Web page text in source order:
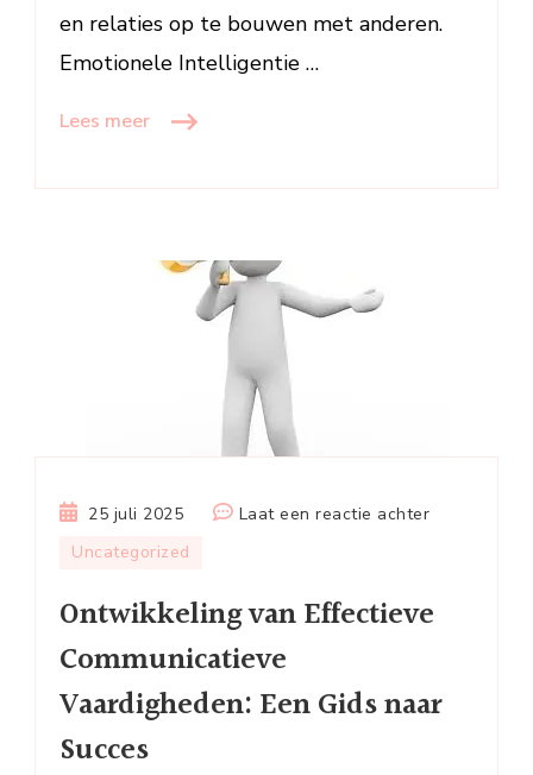
en relaties op te bouwen met anderen.
Emotionele Intelligentie …
Lees meer
25 juli 2025 Laat een reactie achterop
Effectieve
Een
Uncategorized
Ontwikkeling van Effectieve
Communicatieve
Vaardigheden: Een Gids naar
Succes